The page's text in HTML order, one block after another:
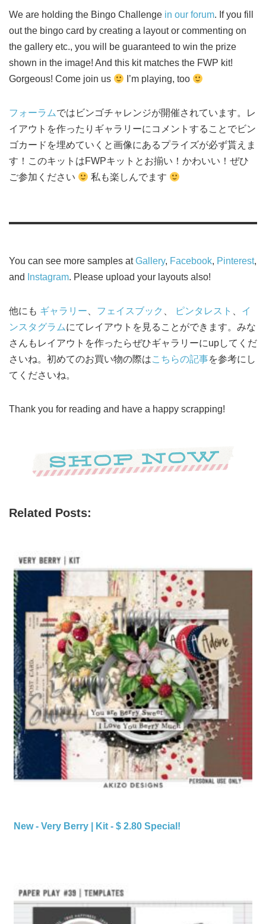
We are holding the Bingo Challenge in our forum. If you fill
out the bingo card by creating a layout or commenting on
the gallery etc., you will be guaranteed to win the prize
shown in the image! And this kit matches the FWP kit!
Gorgeous! Come join us
I’m playing, too
フォーラムではビンゴチャレンジが開催されています。レ
イアウトを作ったりギャラリーにコメントすることでビン
ゴカードを埋めていくと画像にあるプライズが必ず貰えま
す！このキットはFWPキットとお揃い！かわいい！ぜひ
ご参加ください
私も楽しんでます
You can see more samples atGallery, Facebook, Pinterest,
and
Instagram. Please upload your layouts also!
他にも ギャラリー フェイスブック ピンタレスト
イ
ンスタグラムにてレイアウトを見ることができます。みな
さんもレイアウトを作ったらぜひギャラリーにupしてくだ
さいね。初めてのお買い物の際はこちらの記事を参考にし
てくださいね。
Thank you for reading and have a happy scrapping!
Related Posts:
New - Very Berry | Kit - $ 2.80 Special!